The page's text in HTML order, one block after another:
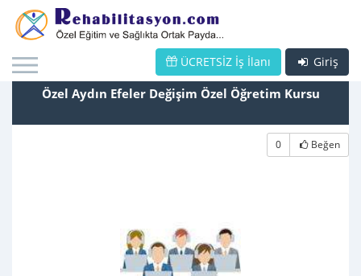
Giriş
ÜCRETSİZ İş İlanı
Özel Aydın Efeler Değişim Özel Öğretim Kursu
0 Beğen